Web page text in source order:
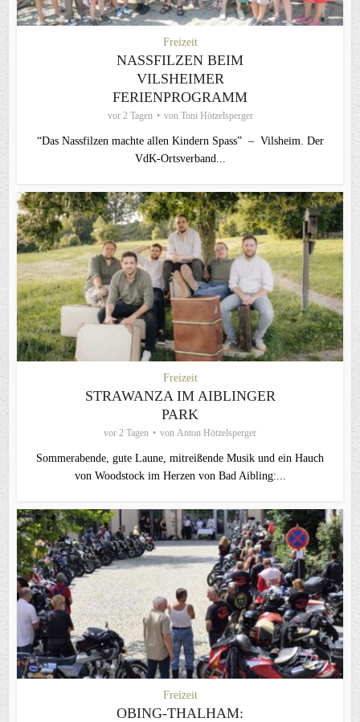
Freizeit
NASSFILZEN BEIM
VILSHEIMER
FERIENPROGRAMM
vor 2 Tagen von Toni Hötzelsperger
“Das Nassfilzen machte allen Kindern Spass” – Vilsheim. Der
VdK-Ortsverband...
Freizeit
STRAWANZA IM AIBLINGER
PARK
vor 2 Tagen von Anton Hötzelsperger
Sommerabende, gute Laune, mitreißende Musik und ein Hauch
von Woodstock im Herzen von Bad Aibling:...
Freizeit
OBING-THALHAM: